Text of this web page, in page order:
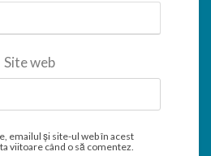
Site web
emailul și site-ul web în acest
viitoare când o să comentez.